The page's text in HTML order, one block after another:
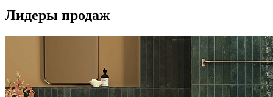
Лидеры продаж